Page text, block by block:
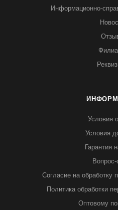
Информационно-
Условия
Условия
Гарантия
Вопрос-
Согласие на обработку
Политика обработки
Оптовому